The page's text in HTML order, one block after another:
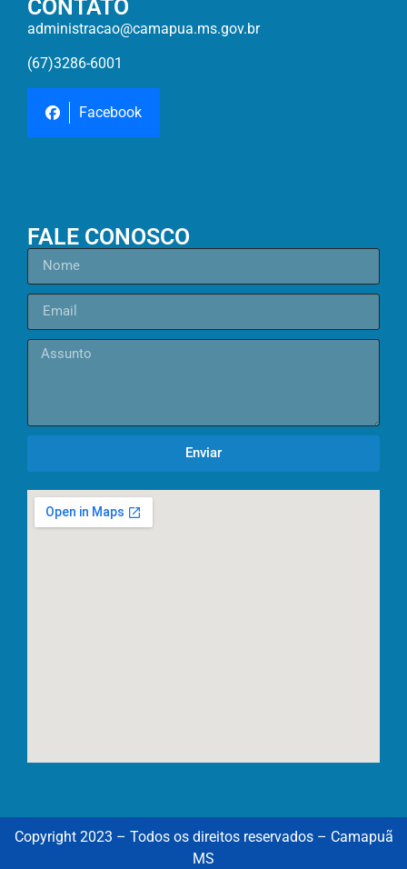
CONTATO
administracao@camapua.ms.gov.br
(67)3286-6001
Facebook
FALE CONOSCO
Enviar
Copyright 2023 – Todos os direitos reservados – Camapuã
MS